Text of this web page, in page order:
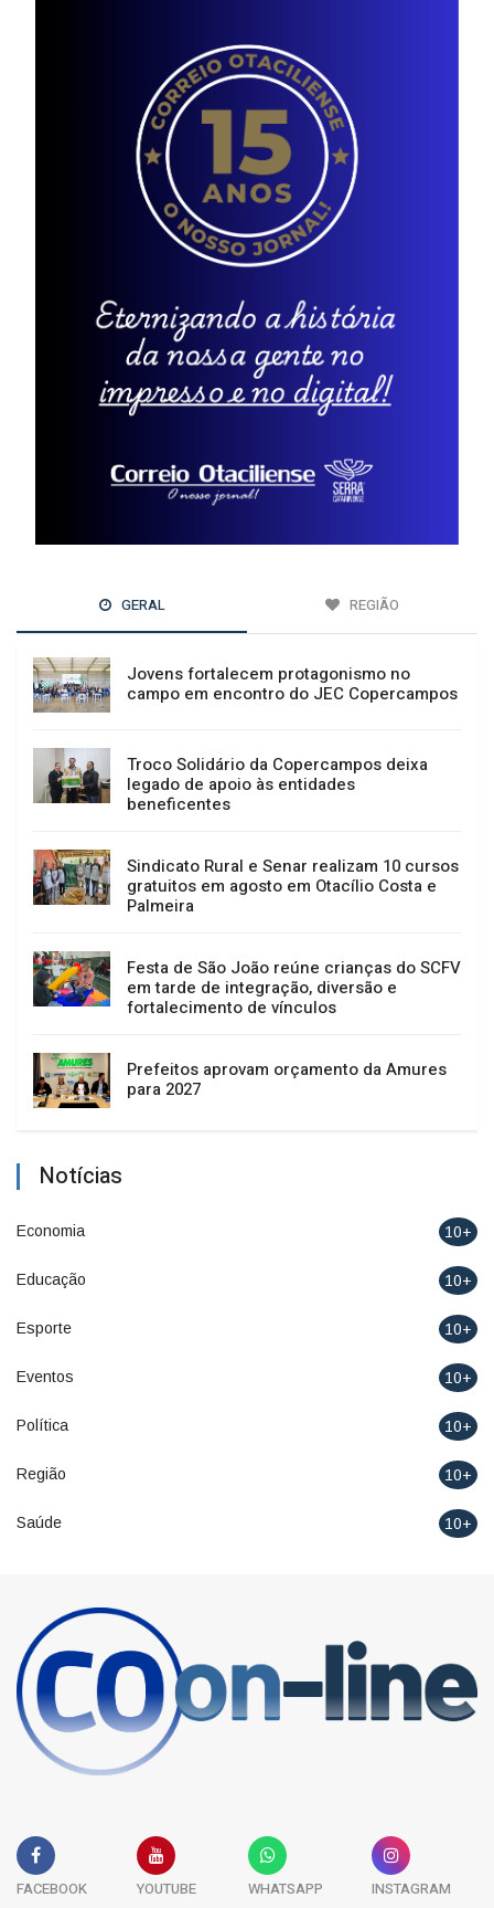
GERAL REGIÃO
Jovens fortalecem protagonismo no
campo em encontro do JEC Copercampos
Troco Solidário da Copercampos deixa
legado de apoio às entidades
beneficentes
Sindicato Rural e Senar realizam 10 cursos
gratuitos em agosto em Otacílio Costa e
Palmeira
Festa de São João reúne crianças do SCFV
em tarde de integração, diversão e
fortalecimento de vínculos
Prefeitos aprovam orçamento da Amures
para 2027
Notícias
Economia 10+
Educação 10+
Esporte 10+
Eventos 10+
Política 10+
Região 10+
Saúde 10+
FACEBOOK YOUTUBE WHATSAPP INSTAGRAM